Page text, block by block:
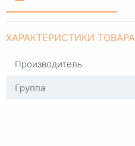
ХАРАКТЕРИСТИКИ ТОВАРА
Производитель
Группа